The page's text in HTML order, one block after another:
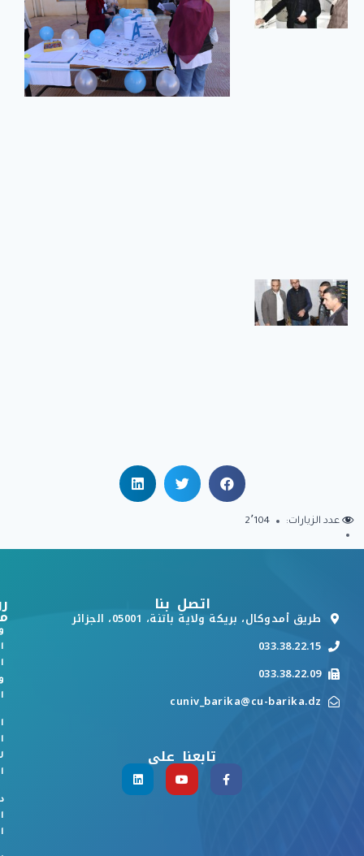
المكتبة
الرقمية
ووضعها
حيّز
الخدمة
عدد الزيارات: 2٬104
اتصل بنا
طريق أمدوكال، بريكة ولاية باتنة، 05001، الجزائر
033.38.22.15
033.38.22.09
cuniv_barika@cu-barika.dz
تابعنا على